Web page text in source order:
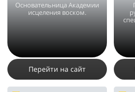
Основательница Академии
исцеления воском.
Перейти на сайт